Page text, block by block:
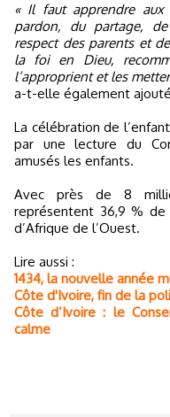
« Il faut apprendre aux
pardon, du partage,
respect des parents et
la foi en Dieu,
l’approprient et les
a-t-elle également
La célébration de
par une lecture du
amusés les enfants.
Avec près de 8
représentent 36,9 %
d’Afrique de l’Ouest.
Lire aussi :
1434, la nouvelle année
Côte d'Ivoire, fin de la
Côte d’Ivoire : le
calme